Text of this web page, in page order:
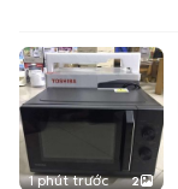
1 phút trước 2